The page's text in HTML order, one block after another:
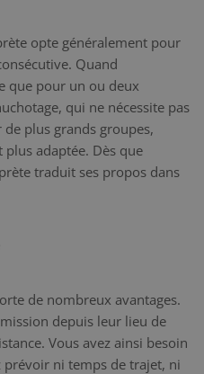
opte généralement pour
Quand
que pour un ou deux
qui ne nécessite pas
plus grands groupes,
plus adaptée. Dès que
traduit ses propos dans
de nombreux avantages.
depuis leur lieu de
Vous avez ainsi besoin
prévoir ni temps de trajet, ni